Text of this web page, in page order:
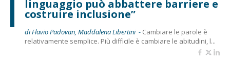
linguaggio può abbattere barriere e
costruire inclusione”
di Flavio Padovan, Maddalena Libertini - Cambiare le parole è
relativamente semplice. Più difficile è cambiare le abitudini, l...